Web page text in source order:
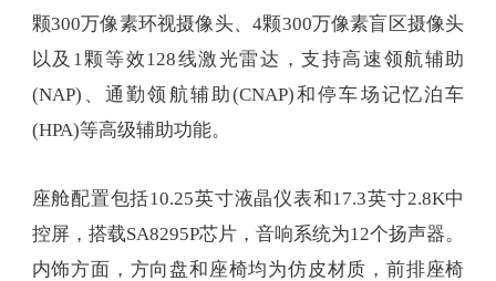
颗300万像素环视摄像头、4颗300万像素盲区摄像头
以及1颗等效128线激光雷达，支持高速领航辅助
(NAP)、通勤领航辅助(CNAP)和停车场记忆泊车
(HPA)等高级辅助功能。
座舱配置包括10.25英寸液晶仪表和17.3英寸2.8K中
控屏，搭载SA8295P芯片，音响系统为12个扬声器。
内饰方面，方向盘和座椅均为仿皮材质，前排座椅